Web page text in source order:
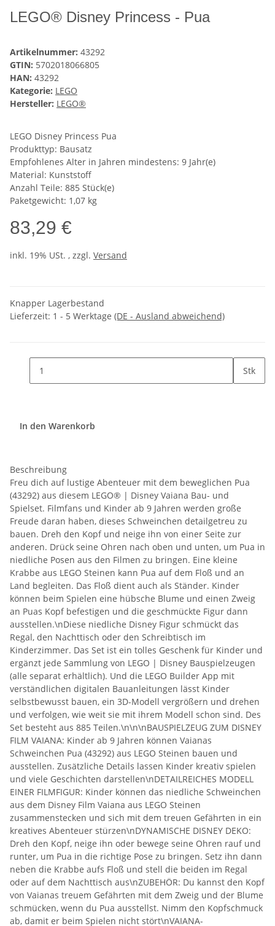
LEGO® Disney Princess - Pua
Artikelnummer: 43292
GTIN: 5702018066805
HAN: 43292
Kategorie: LEGO
Hersteller: LEGO®
LEGO Disney Princess Pua
Produkttyp: Bausatz
Empfohlenes Alter in Jahren mindestens: 9 Jahr(e)
Material: Kunststoff
Anzahl Teile: 885 Stück(e)
Paketgewicht: 1,07 kg
83,29 €
inkl. 19% USt. , zzgl. Versand
Knapper Lagerbestand
Lieferzeit: 1 - 5 Werktage (DE - Ausland abweichend)
Stk
In den Warenkorb
Beschreibung
Freu dich auf lustige Abenteuer mit dem beweglichen Pua
(43292) aus diesem LEGO® | Disney Vaiana Bau- und
Spielset. Filmfans und Kinder ab 9 Jahren werden große
Freude daran haben, dieses Schweinchen detailgetreu zu
bauen. Dreh den Kopf und neige ihn von einer Seite zur
anderen. Drück seine Ohren nach oben und unten, um Pua in
niedliche Posen aus den Filmen zu bringen. Eine kleine
Krabbe aus LEGO Steinen kann Pua auf dem Floß und an
Land begleiten. Das Floß dient auch als Ständer. Kinder
können beim Spielen eine hübsche Blume und einen Zweig
an Puas Kopf befestigen und die geschmückte Figur dann
ausstellen.\nDiese niedliche Disney Figur schmückt das
Regal, den Nachttisch oder den Schreibtisch im
Kinderzimmer. Das Set ist ein tolles Geschenk für Kinder und
ergänzt jede Sammlung von LEGO | Disney Bauspielzeugen
(alle separat erhältlich). Und die LEGO Builder App mit
verständlichen digitalen Bauanleitungen lässt Kinder
selbstbewusst bauen, ein 3D-Modell vergrößern und drehen
und verfolgen, wie weit sie mit ihrem Modell schon sind. Des
Set besteht aus 885 Teilen.\n\n\nBAUSPIELZEUG ZUM DISNEY
FILM VAIANA: Kinder ab 9 Jahren können Vaianas
Schweinchen Pua (43292) aus LEGO Steinen bauen und
ausstellen. Zusätzliche Details lassen Kinder kreativ spielen
und viele Geschichten darstellen\nDETAILREICHES MODELL
EINER FILMFIGUR: Kinder können das niedliche Schweinchen
aus dem Disney Film Vaiana aus LEGO Steinen
zusammenstecken und sich mit dem treuen Gefährten in ein
kreatives Abenteuer stürzen\nDYNAMISCHE DISNEY DEKO:
Dreh den Kopf, neige ihn oder bewege seine Ohren rauf und
runter, um Pua in die richtige Pose zu bringen. Setz ihn dann
neben die Krabbe aufs Floß und stell die beiden im Regal
oder auf dem Nachttisch aus\nZUBEHÖR: Du kannst den Kopf
von Vaianas treuem Gefährten mit dem Zweig und der Blume
schmücken, wenn du Pua ausstellst. Nimm den Kopfschmuck
ab, damit er beim Spielen nicht stört\nVAIANA-